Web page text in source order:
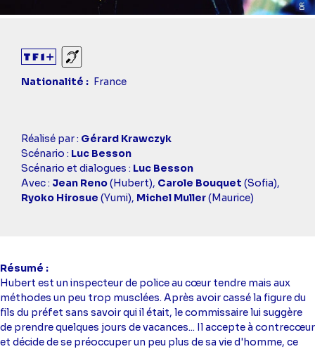
Sourds et malentendants
Nationalité
France
Casting
simba
Réalisé par : Gérard Krawczyk
Scénario : Luc Besson
Scénario et dialogues : Luc Besson
Avec : Jean Reno(Hubert), Carole Bouquet (Sofia),
Ryoko Hirosue (Yumi), Michel Muller(Maurice)
Résumé
Hubert est un inspecteur de police au cœur tendre mais aux
méthodes un peu trop musclées. Après avoir cassé la figure du
fils du préfet sans savoir qui il était, le commissaire lui suggère
de prendre quelques jours de vacances... Il accepte à contrecœur
et décide de se préoccuper un peu plus de sa vie d'homme, ce